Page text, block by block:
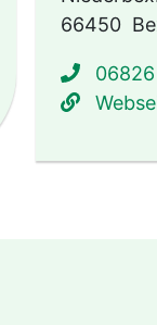
66450